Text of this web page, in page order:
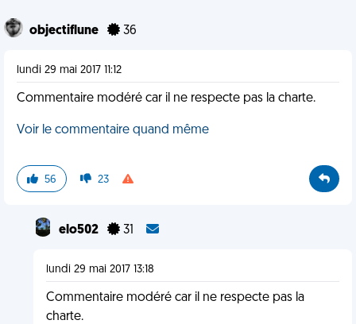
objectiflune 36
lundi 29 mai 2017 11:12
Commentaire modéré car il ne respecte pas la charte.
Voir le commentaire quand même
56 23
elo502 31
lundi 29 mai 2017 13:18
Commentaire modéré car il ne respecte pas la
charte.